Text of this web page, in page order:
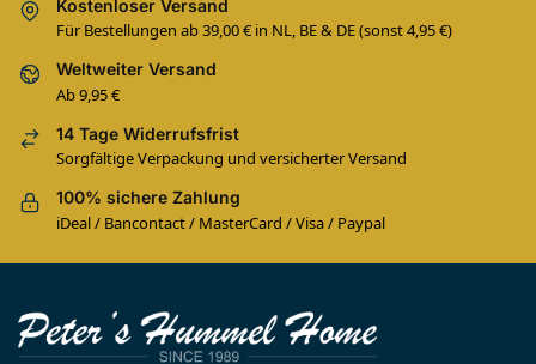
Kostenloser Versand
Für Bestellungen ab 39,00 € in NL, BE & DE (sonst 4,95 €)
Weltweiter Versand
Ab 9,95 €
14 Tage Widerrufsfrist
Sorgfältige Verpackung und versicherter Versand
100% sichere Zahlung
iDeal / Bancontact / MasterCard / Visa / Paypal